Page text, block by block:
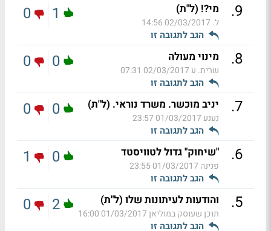
9
. מי?! (ל"ת)
ל. 02/03/2017 14:56
הגב לתגובה זו
1
0
8
. מינוי מעולה
שרית. ע02/03/2017 07:31
הגב לתגובה זו
0
0
7
. יניב מוכשר. משרד נוראי. (ל"ת)
נענע01/03/2017 23:57
הגב לתגובה זו
0
0
6
. "שיחוק" גדול לטוויסטד
פנינה 01/03/2017 23:55
הגב לתגובה זו
0
1
5
. והודעות לעיתונות שלו (ל"ת)
תוכן שעוסק במוליאן01/03/2017 16:00
הגב לתגובה זו
2
0